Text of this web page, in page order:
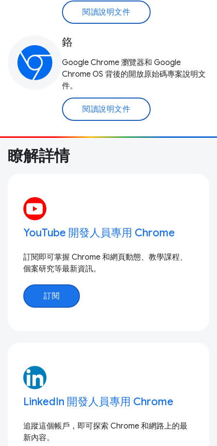
閱讀說明文件
鉻
Google Chrome 瀏覽器和 Google
Chrome OS 背後的開放原始碼專案說明文
件。
閱讀說明文件
瞭解詳情
YouTube 開發人員專用 Chrome
訂閱即可掌握 Chrome 和網頁動態、教學課程、
個案研究等最新資訊。
訂閱
LinkedIn 開發人員專用 Chrome
追蹤這個帳戶，即可探索 Chrome 和網路上的最
新內容。